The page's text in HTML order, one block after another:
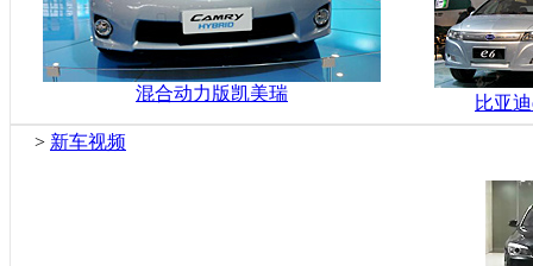
混合动力版凯美瑞
比亚
> 新车视频